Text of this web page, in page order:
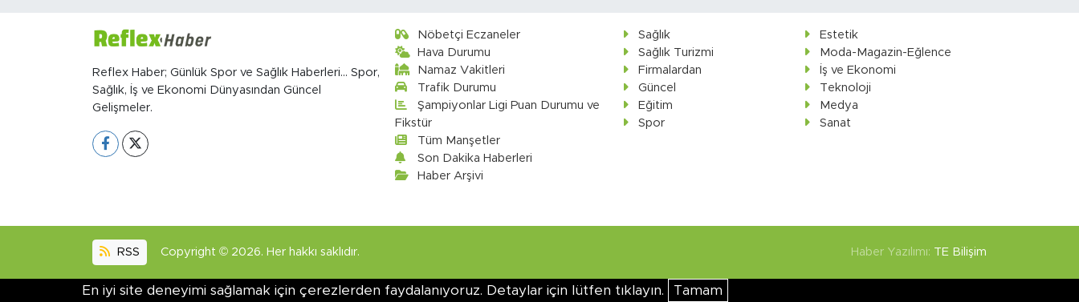
Reflex Haber; Günlük Spor ve Sağlık Haberleri... Spor,
Sağlık, İş ve Ekonomi Dünyasından Güncel
Gelişmeler.
Nöbetçi Eczaneler
Hava Durumu
Namaz Vakitleri
Trafik Durumu
Şampiyonlar Ligi Puan Durumu ve
Fikstür
Tüm Manşetler
Son Dakika Haberleri
Haber Arşivi
Sağlık
Estetik
Sağlık Turizmi
Moda-Magazin-Eğlence
Firmalardan
İş ve Ekonomi
Güncel
Teknoloji
Eğitim
Medya
Spor
Sanat
RSS Copyright © 2026. Her hakkı saklıdır. Haber Yazılımı: TE Bilişim
En iyi site deneyimi sağlamak için çerezlerden faydalanıyoruz. Detaylar için lütfen tıklayın. Tamam